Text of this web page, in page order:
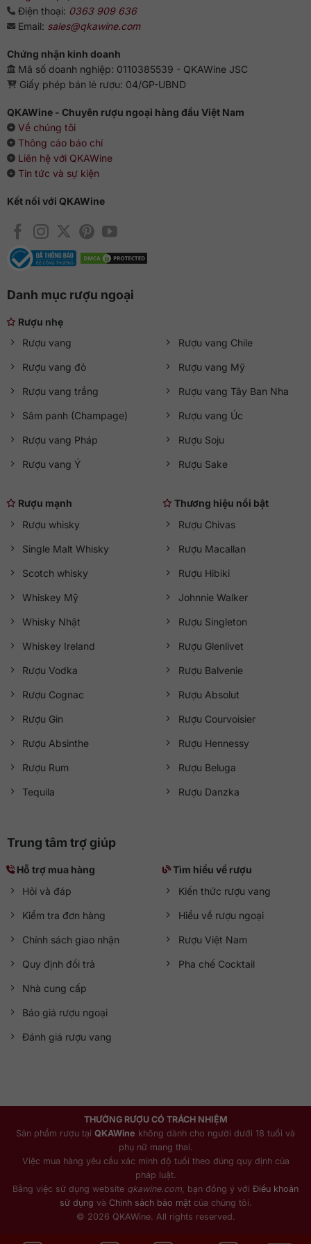
Điện thoại: 0363 909 636
Email: sales@qkawine.com
Chứng nhận kinh doanh
Mã số doanh nghiệp: 0110385539 - QKAWine JSC
Giấy phép bán lẻ rượu: 04/GP-UBND
QKAWine - Chuyên rượu ngoại hàng đầu Việt Nam
Về chúng tôi
Thông cáo báo chí
Liên hệ với QKAWine
Tin tức và sự kiện
Kết nối với QKAWine
Danh mục rượu ngoại
Rượu nhẹ
Rượu vang
Rượu vang đỏ
Rượu vang trắng
Sâm panh (Champage)
Rượu vang Pháp
Rượu vang Ý
Rượu vang Chile
Rượu vang Mỹ
Rượu vang Tây Ban Nha
Rượu vang Úc
Rượu Soju
Rượu Sake
Rượu mạnh
Rượu whisky
Single Malt Whisky
Scotch whisky
Whiskey Mỹ
Whisky Nhật
Whiskey Ireland
Rượu Vodka
Rượu Cognac
Rượu Gin
Rượu Absinthe
Rượu Rum
Tequila
Thương hiệu nổi bật
Rượu Chivas
Rượu Macallan
Rượu Hibiki
Johnnie Walker
Rượu Singleton
Rượu Glenlivet
Rượu Balvenie
Rượu Absolut
Rượu Courvoisier
Rượu Hennessy
Rượu Beluga
Rượu Danzka
Trung tâm trợ giúp
Hỗ trợ mua hàng
Hỏi và đáp
Kiểm tra đơn hàng
Chính sách giao nhận
Quy định đổi trả
Nhà cung cấp
Báo giá rượu ngoại
Đánh giá rượu vang
Tìm hiểu về rượu
Kiến thức rượu vang
Hiểu về rượu ngoại
Rượu Việt Nam
Pha chế Cocktail
THƯỞNG RƯỢU CÓ TRÁCH NHIỆM
Sản phẩm rượu tại QKAWine không dành cho người dưới 18 tuổi và
phụ nữ mang thai.
Việc mua hàng yêu cầu xác minh độ tuổi theo đúng quy định của
pháp luật.
Bằng việc sử dụng website qkawine.com , bạn đồng ý với Điều khoản
sử dụng và Chính sách bảo mậtcủa chúng tôi.
© 2026 QKAWine. All rights reserved.